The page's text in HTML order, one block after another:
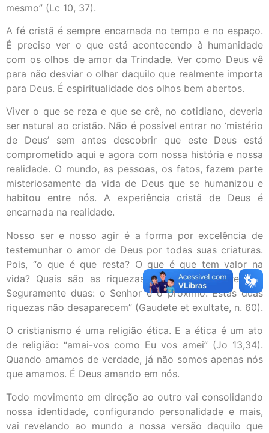
mesmo” (Lc 10, 37).
A fé cristã é sempre encarnada no tempo e no espaço.
É preciso ver o que está acontecendo à humanidade
com os olhos de amor da Trindade. Ver como Deus vê
para não desviar o olhar daquilo que realmente importa
para Deus. É espiritualidade dos olhos bem abertos.
Viver o que se reza e que se crê, no cotidiano, deveria
ser natural ao cristão. Não é possível entrar no ‘mistério
de Deus’ sem antes descobrir que este Deus está
comprometido aqui e agora com nossa história e nossa
realidade. O mundo, as pessoas, os fatos, fazem parte
misteriosamente da vida de Deus que se humanizou e
habitou entre nós. A experiência cristã de Deus é
encarnada na realidade.
Nosso ser e nosso agir é a forma por excelência de
testemunhar o amor de Deus por todas suas criaturas.
Pois, “o que é que resta? O que é que tem valor na
vida? Quais são as riquezas que não desaparecem?
Seguramente duas: o Senhor e o próximo. Estas duas
riquezas não desaparecem” (Gaudete et exultate, n. 60).
O cristianismo é uma religião ética. E a ética é um ato
de religião: “amai-vos como Eu vos amei” (Jo 13,34).
Quando amamos de verdade, já não somos apenas nós
que amamos. É Deus amando em nós.
Todo movimento em direção ao outro vai consolidando
nossa identidade, configurando personalidade e mais,
vai revelando ao mundo a nossa versão daquilo que